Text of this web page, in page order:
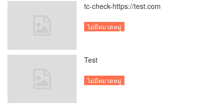
tc-check-https://test.com
ไม่มีหมวดหมู่
Test
ไม่มีหมวดหมู่